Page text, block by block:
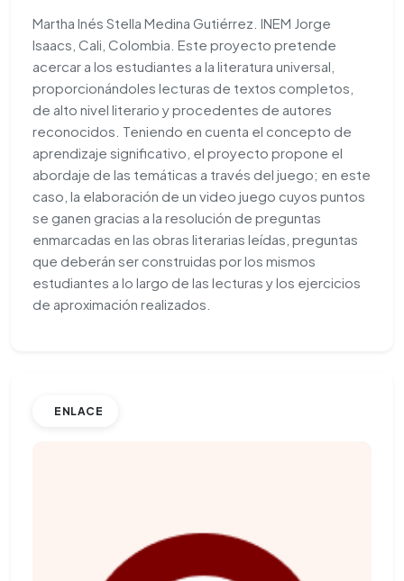
Martha Inés Stella Medina Gutiérrez. INEM Jorge
Isaacs, Cali, Colombia. Este proyecto pretende
acercar a los estudiantes a la literatura universal,
proporcionándoles lecturas de textos completos,
de alto nivel literario y procedentes de autores
reconocidos. Teniendo en cuenta el concepto de
aprendizaje significativo, el proyecto propone el
abordaje de las temáticas a través del juego; en este
caso, la elaboración de un video juego cuyos puntos
se ganen gracias a la resolución de preguntas
enmarcadas en las obras literarias leídas, preguntas
que deberán ser construidas por los mismos
estudiantes a lo largo de las lecturas y los ejercicios
de aproximación realizados.
ENLACE